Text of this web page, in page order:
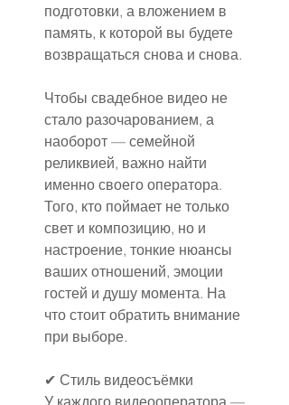
подготовки, а вложением в
память, к которой вы будете
возвращаться снова и снова.
Чтобы свадебное видео не
стало разочарованием, а
наоборот — семейной
реликвией, важно найти
именно своего оператора.
Того, кто поймает не только
свет и композицию, но и
настроение, тонкие нюансы
ваших отношений, эмоции
гостей и душу момента. На
что стоит обратить внимание
при выборе.
✔ Стиль видеосъёмки